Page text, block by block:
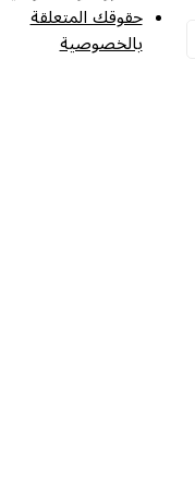
حقوقك المتعلقة
بالخصوصية